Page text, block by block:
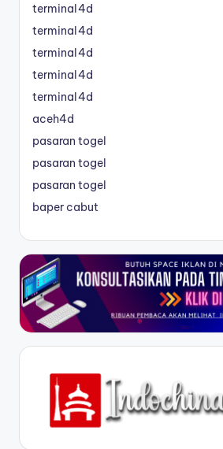
terminal4d
terminal4d
terminal4d
terminal4d
terminal4d
aceh4d
pasaran togel
pasaran togel
pasaran togel
baper cabut